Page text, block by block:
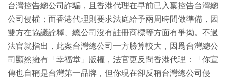
台灣控告總公司詐騙，且香港代理在早前已入稟控告台灣總
公司侵權；而香港代理則要求法庭給予兩周時間做準備，因
雙方在協議詮釋、總公司沒有註冊商標等方面有爭拗。不過
法官就指出，此案台灣總公司一方勝算較大，因爲台灣總公
司顯然擁有「幸福堂」版權，法官更反問香港代理：「你宣
傳也自稱是台灣第一品牌，但你現在卻反稱台灣總公司侵